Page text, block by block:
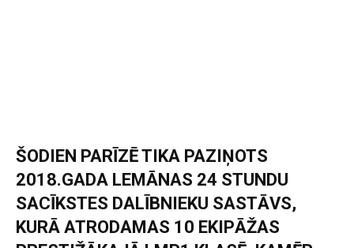
ŠODIEN PARĪZĒ TIKA PAZIŅOTS
2018.GADA LEMĀNAS 24 STUNDU
SACĪKSTES DALĪBNIEKU SASTĀVS,
KURĀ ATRODAMAS 10 EKIPĀŽAS